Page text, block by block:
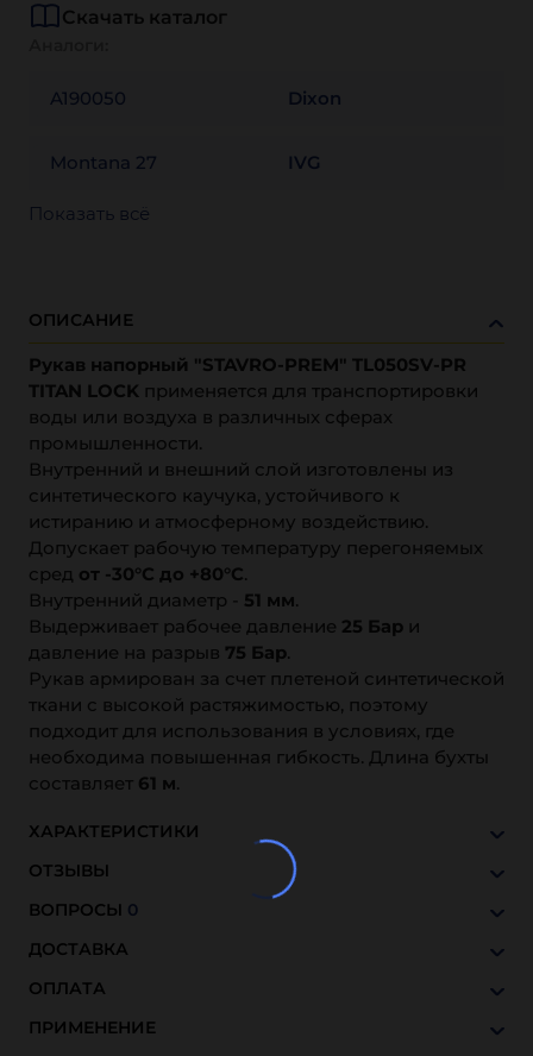
Скачать каталог
A190050 Dixon
Montana 27 IVG
Показать всё
ОПИСАНИЕ
Рукав напорный "STAVRO-PREM" TL050SV-PR
TITAN LOCK применяется для транспортировки
воды или воздуха в различных сферах
промышленности.
Внутренний и внешний слой изготовлены из
синтетического каучука, устойчивого к
истиранию и атмосферному воздействию.
Допускает рабочую температуру перегоняемых
сред от -30°C до +80°C.
Внутренний диаметр - 51 мм.
Выдерживает рабочее давление 25 Бар и
давление на разрыв 75 Бар.
Рукав армирован за счет плетеной синтетической
ткани с высокой растяжимостью, поэтому
подходит для использования в условиях, где
необходима повышенная гибкость. Длина бухты
составляет 61 м.
ХАРАКТЕРИСТИКИ
ОТЗЫВЫ
ВОПРОСЫ 0
ДОСТАВКА
ОПЛАТА
ПРИМЕНЕНИЕ